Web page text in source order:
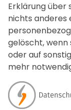
Erklärung über
nichts anderes
gelöscht, wenn
oder auf
mehr